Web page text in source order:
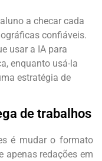
a checar cada
confiáveis.
usar a IA para
enquanto usá-la
estratégia de
de trabalhos
é mudar o formato
apenas redações em